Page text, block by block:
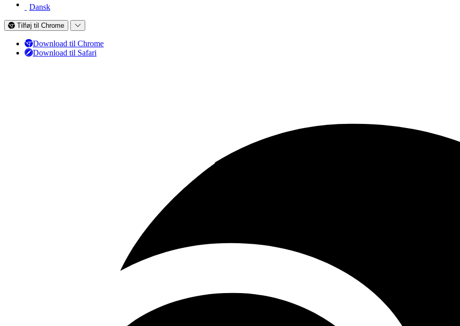
Dansk
Tilføj til Chrome
Download til Chrome
Download til Safari